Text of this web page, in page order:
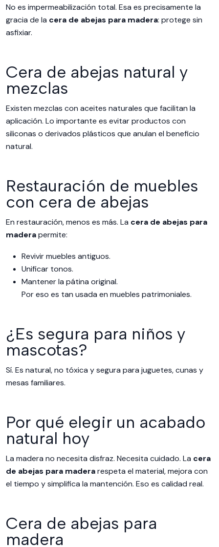
No es impermeabilización total. Esa es precisamente la
gracia de la cera de abejas para madera: protege sin
asfixiar.
Cera de abejas natural y
mezclas
Existen mezclas con aceites naturales que facilitan la
aplicación. Lo importante es evitar productos con
siliconas o derivados plásticos que anulan el beneficio
natural.
Restauración de muebles
con cera de abejas
En restauración, menos es más. La cera de abejas para
maderapermite:
Revivir muebles antiguos.
Unificar tonos.
Mantener la pátina original.
Por eso es tan usada en muebles patrimoniales.
¿Es segura para niños y
mascotas?
Sí. Es natural, no tóxica y segura para juguetes, cunas y
mesas familiares.
Por qué elegir un acabado
natural hoy
La madera no necesita disfraz. Necesita cuidado. La cera
de abejas para maderarespeta el material, mejora con
el tiempo y simplifica la mantención. Eso es calidad real.
Cera de abejas para
madera